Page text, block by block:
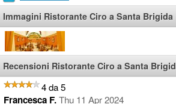
Immagini Ristorante Ciro a Santa Brigida
Recensioni Ristorante Ciro a Santa
4 da 5
Francesca F.Thu 11 Apr 2024